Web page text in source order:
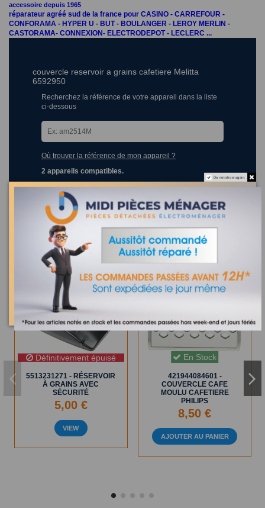
accessoire depuis 1965
réparateur agréé sud de la france pour CASINO - CARREFOUR -
CONFORAMA - HYPER U - BUT - BOULANGER - LEROY MERLIN -
CASTORAMA- CONNEXION- ELECTRODEPOT - LECLERC ...
couvercle reservoir a grains cafetiere Melitta
6592950
Recherchez la référence de votre appareil dans la liste
ci-dessous
Où trouver la référence de mon appareil ?
2 appareils compatibles.
Les clients qui ont acheté ce produit ont également acheté :
Définitivement épuisé
5513231271 - RÉSERVOIR
À GRAINS AVEC
SÉCURITÉ
5,00 €
VIEW
En Stock
421944084601 -
COUVERCLE CAFE
MOULU CAFETIERE
PHILIPS
8,50 €
AJOUTER AU PANIER
Do not show again.